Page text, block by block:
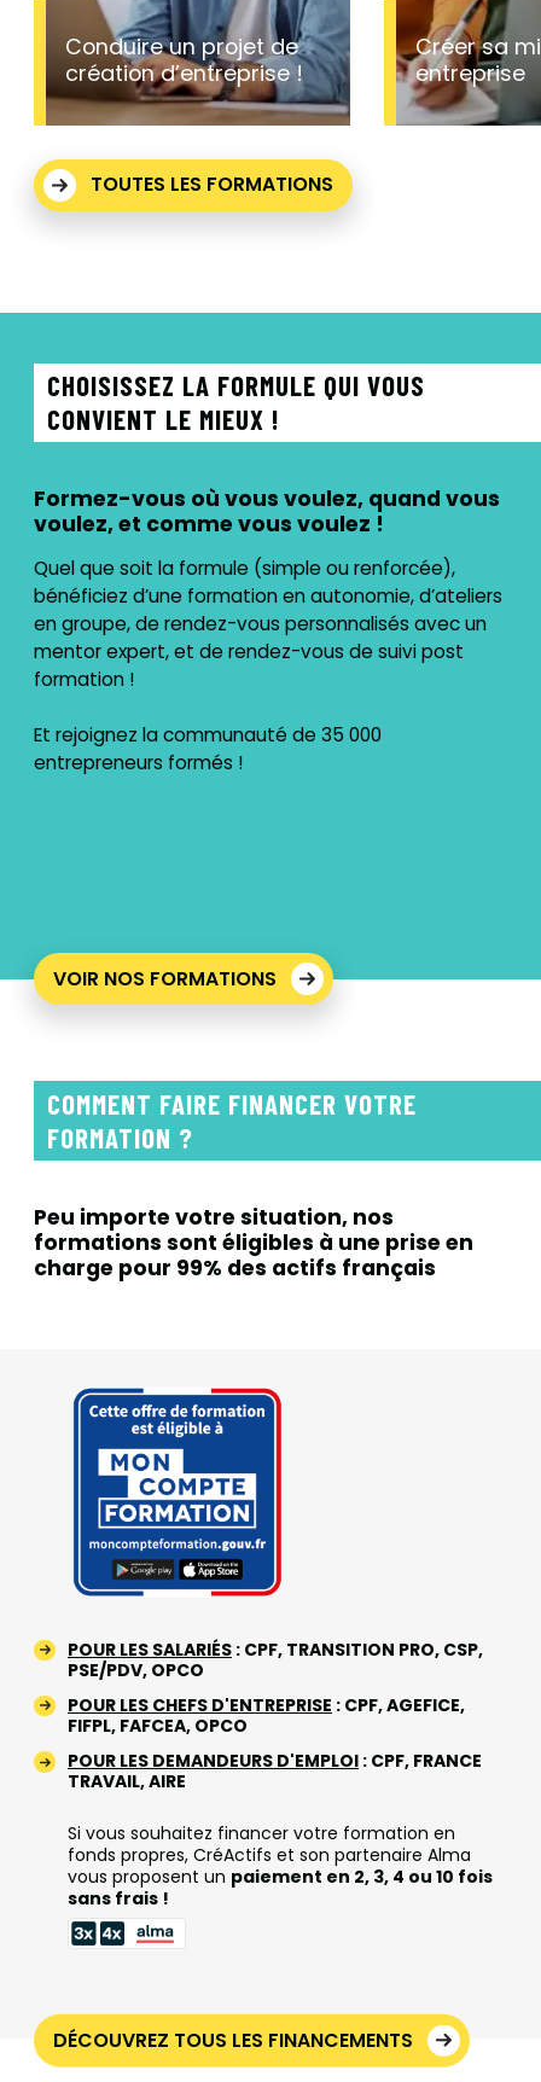
Conduire un projet de
création d’entreprise !
Créer sa
entreprise
TOUTES LES FORMATIONS
CHOISISSEZ LA FORMULE QUI VOUS
CONVIENT LE MIEUX !
Formez-vous où vous voulez, quand vous
voulez, et comme vous voulez !
Quel que soit la formule (simple ou renforcée),
bénéficiez d’une formation en autonomie, d’ateliers
en groupe, de rendez-vous personnalisés avec un
mentor expert, et de rendez-vous de suivi post
formation !
Et rejoignez la communauté de 35 000
entrepreneurs formés !
VOIR NOS FORMATIONS
COMMENT FAIRE FINANCER VOTRE
FORMATION ?
Peu importe votre situation, nos
formations sont éligibles à une prise en
charge pour 99% des actifs français
POUR LES SALARIÉS : CPF, TRANSITION PRO, CSP,
PSE/PDV, OPCO
POUR LES CHEFS D'ENTREPRISE : CPF, AGEFICE,
FIFPL, FAFCEA, OPCO
POUR LES DEMANDEURS D'EMPLOI : CPF, FRANCE
TRAVAIL, AIRE
Si vous souhaitez financer votre formation en
fonds propres, CréActifs et son partenaire Alma
vous proposent un paiement en 2, 3, 4 ou 10 fois
sans frais !
DÉCOUVREZ TOUS LES FINANCEMENTS